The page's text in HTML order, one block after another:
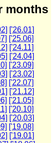
months
['26.01]
['25.06]
['24.11]
['24.04]
['23.09]
['23.02]
['22.07]
['21.12]
['21.05]
['20.10]
['20.03]
['19.08]
['19.01]